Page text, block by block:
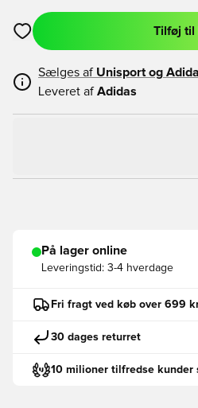
Åbner en Modal til at logge ind
Tilføj til
Sælges af Unisport og
Leveret af Adidas
På lager online
Leveringstid: 3-4 hverdage
Fri fragt ved køb over 699
30 dages returret
10 milioner tilfredse kunder